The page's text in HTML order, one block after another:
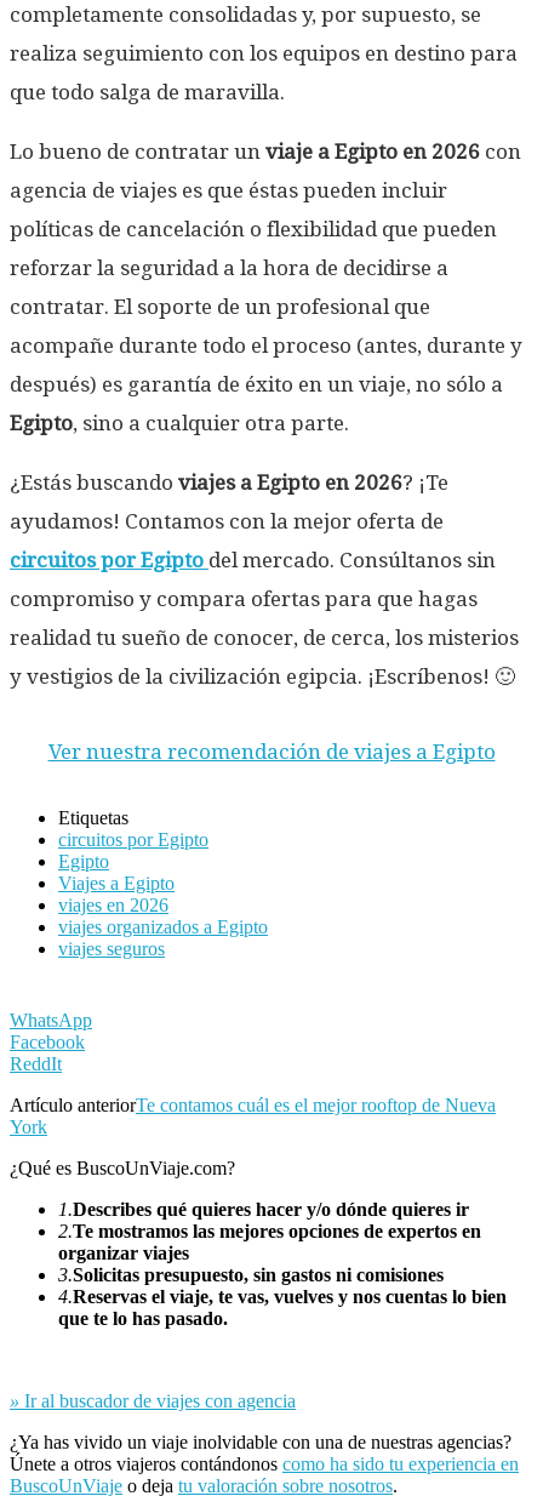
completamente consolidadas y, por supuesto, se
realiza seguimiento con los equipos en destino para
que todo salga de maravilla.
Lo bueno de contratar un viaje a Egipto en 2026 con
agencia de viajes es que éstas pueden incluir
políticas de cancelación o flexibilidad que pueden
reforzar la seguridad a la hora de decidirse a
contratar. El soporte de un profesional que
acompañe durante todo el proceso (antes, durante y
después) es garantía de éxito en un viaje, no sólo a
Egipto, sino a cualquier otra parte.
¿Estás buscando viajes a Egipto en 2026? ¡Te
ayudamos! Contamos con la mejor oferta de
circuitos por Egipto del mercado. Consúltanos sin
compromiso y compara ofertas para que hagas
realidad tu sueño de conocer, de cerca, los misterios
y vestigios de la civilización egipcia. ¡Escríbenos! 🙂
Ver nuestra recomendación de viajes a Egipto
Etiquetas
circuitos por Egipto
Egipto
Viajes a Egipto
viajes en 2026
viajes organizados a Egipto
viajes seguros
WhatsApp
Facebook
ReddIt
Artículo anteriorTe contamos cuál es el mejor rooftop de Nueva
York
¿Qué es BuscoUnViaje.com?
1.Describes qué quieres hacer y/o dónde quieres ir
2.Te mostramos las mejores opciones de expertos en
organizar viajes
3.Solicitas presupuesto, sin gastos ni comisiones
4.Reservas el viaje, te vas, vuelves y nos cuentas lo bien
que te lo has pasado.
» Ir al buscador de viajes con agencia
¿Ya has vivido un viaje inolvidable con una de nuestras agencias?
Únete a otros viajeros contándonos como ha sido tu experiencia en
BuscoUnViaje o deja tu valoración sobre nosotros.